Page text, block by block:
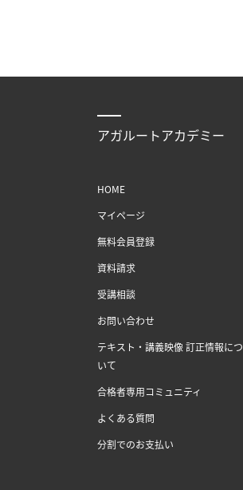
アガルートアカデミー
HOME
マイページ
無料会員登録
資料請求
受講相談
お問い合わせ
テキスト・講義映像 訂正情報につ
いて
合格者専用コミュニティ
よくある質問
分割でのお支払い